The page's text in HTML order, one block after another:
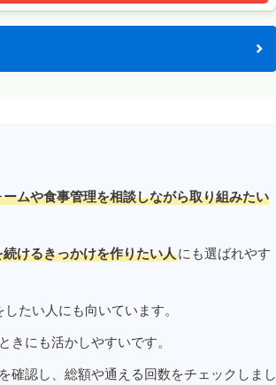
ームや食事管理を相談しながら取り組みたい
けるきっかけを作りたい人にも選ばれやす
たい人にも向いています。
にも活かしやすいです。
確認し、総額や通える回数をチェックしまし